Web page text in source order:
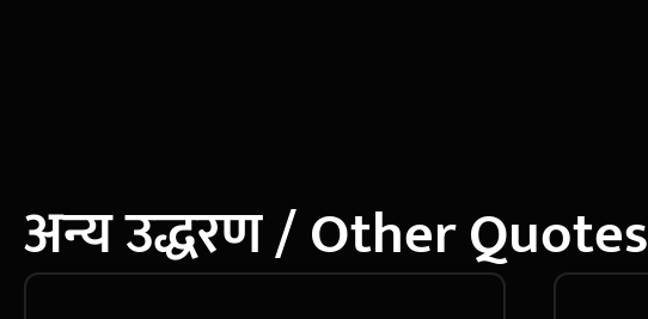
अन्य उद्धरण / Other Quotes